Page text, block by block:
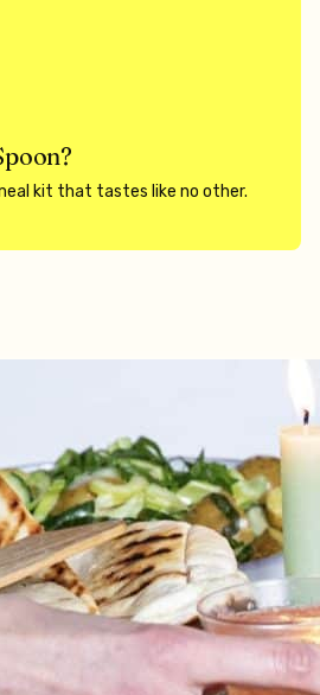
kit that tastes like no other.